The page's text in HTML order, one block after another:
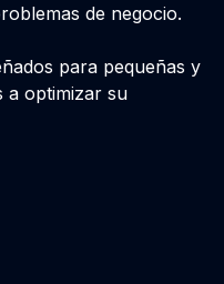
de negocio.
para pequeñas y
a optimizar su